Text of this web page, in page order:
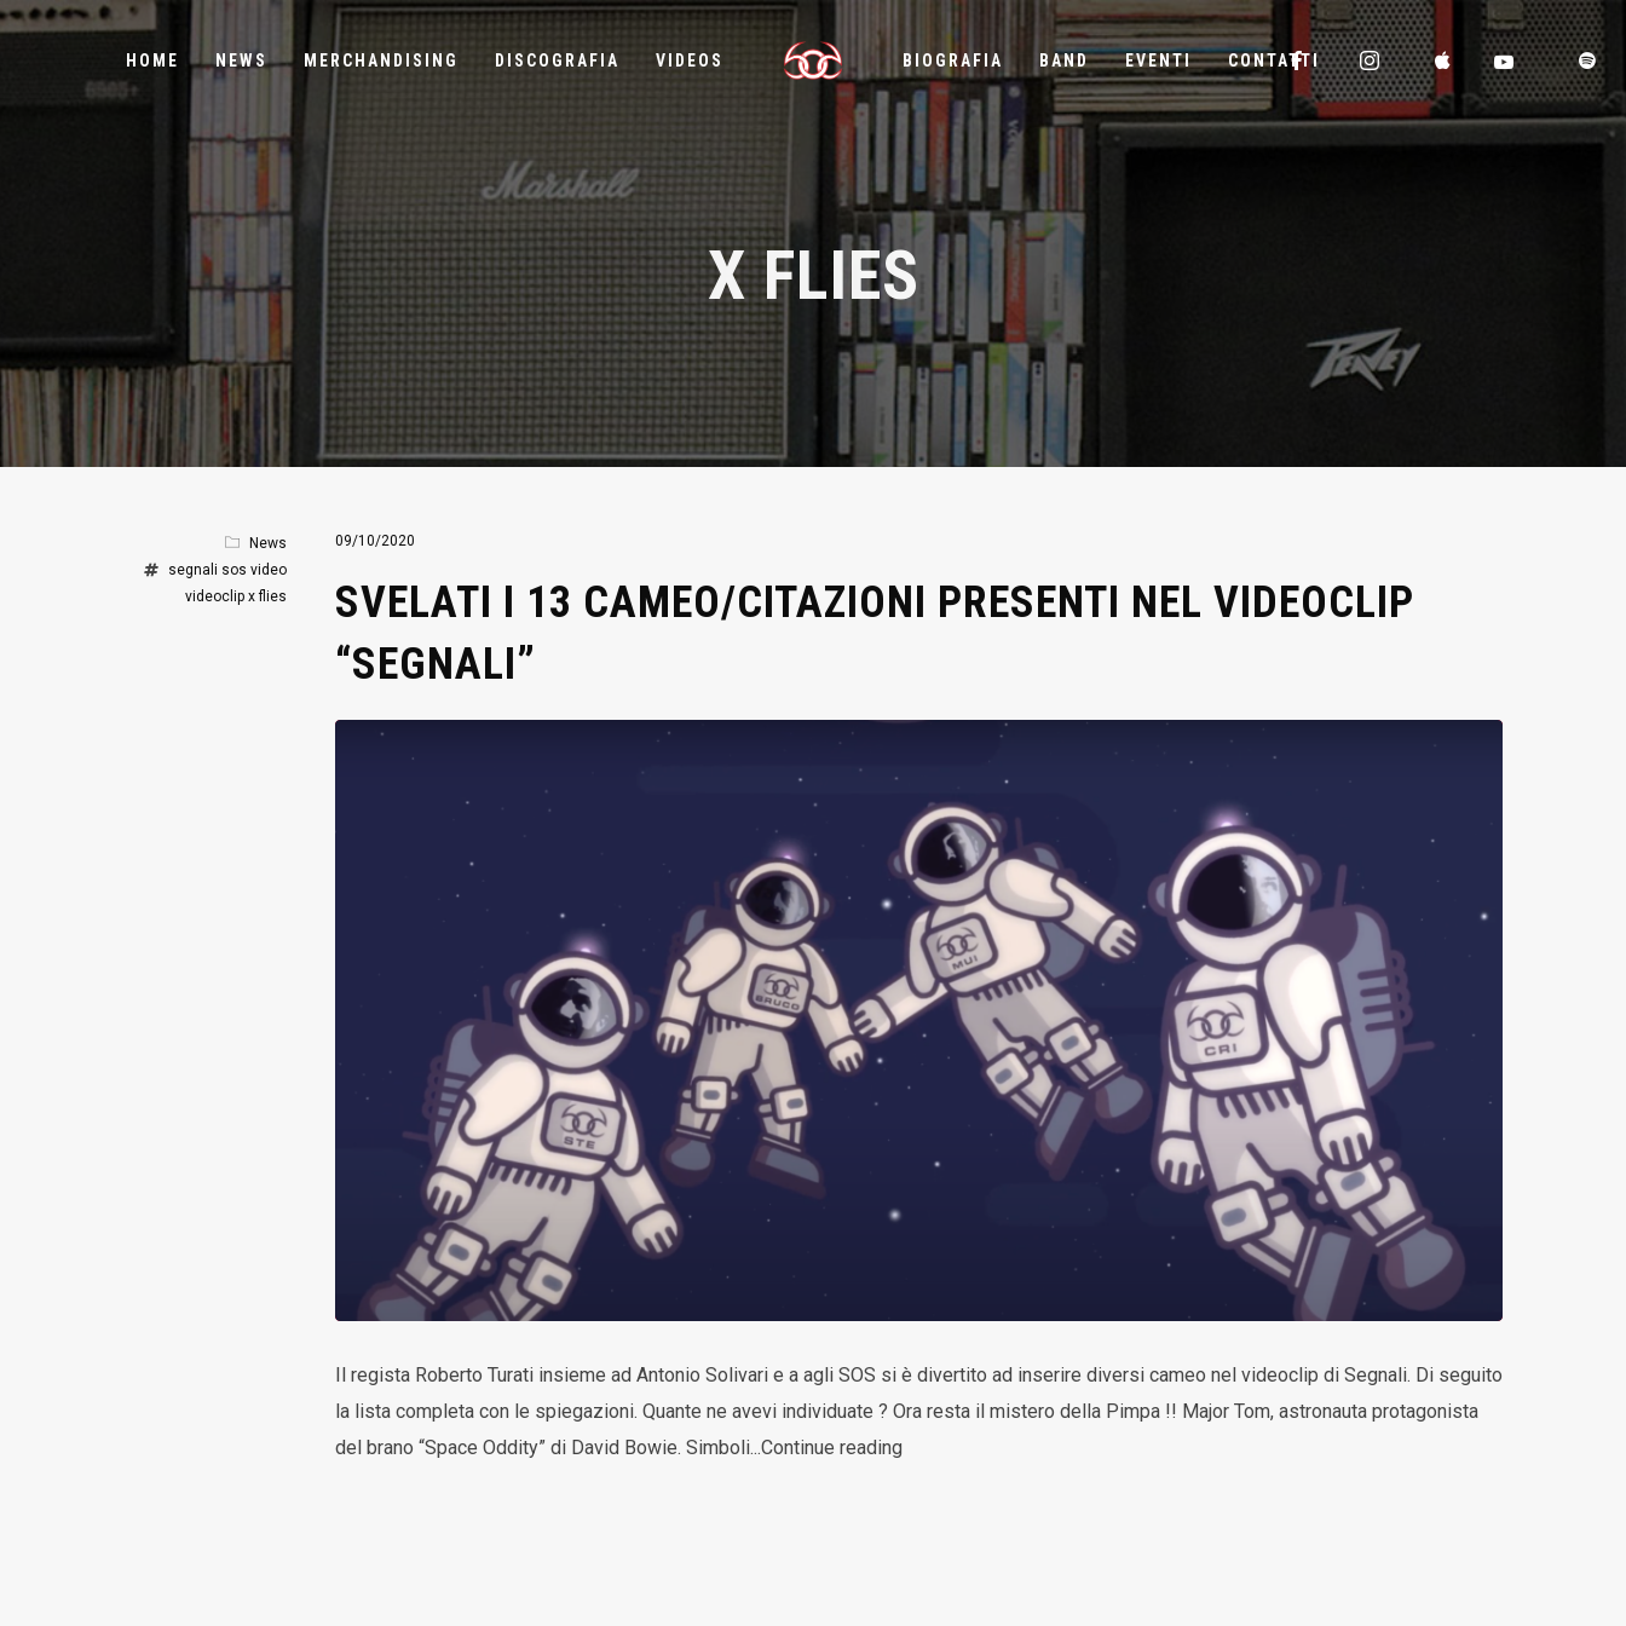
HOME NEWS MERCHANDISING DISCOGRAFIA VIDEOS BIOGRAFIA BAND EVENTI CONTATTI
X FLIES
09/10/2020
SVELATI I 13 CAMEO/CITAZIONI PRESENTI NEL VIDEOCLIP
“SEGNALI”
Il regista Roberto Turati insieme ad Antonio Solivari e a agli SOS si è divertito ad inserire diversi cameo nel videoclip di Segnali. Di seguito
la lista completa con le spiegazioni. Quante ne avevi individuate ? Ora resta il mistero della Pimpa !! Major Tom, astronauta protagonista
del brano “Space Oddity” di David Bowie. Simboli...Continue reading
News
segnali sos video
videoclip x flies